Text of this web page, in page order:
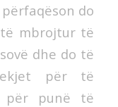
do
mbrojtur të
dhe do të
për të
për punë të